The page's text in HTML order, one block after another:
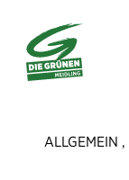
ALLGEMEIN ,